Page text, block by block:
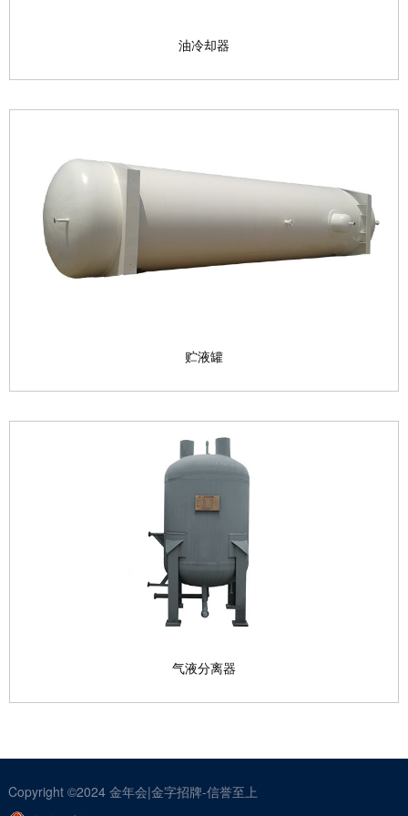
油冷却器
贮液罐
气液分离器
Copyright ©2024 金年会|金字招牌-信誉至上